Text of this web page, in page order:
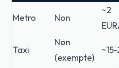
Metro Non
~2
Taxi
Non
(exempte)